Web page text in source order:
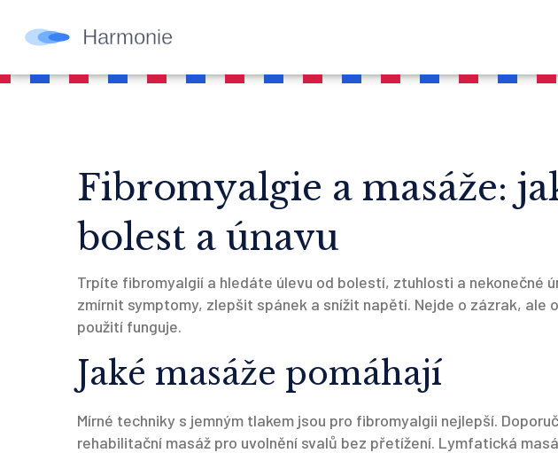
Fibromyalgie a masáže:
bolest a únavu
Trpíte fibromyalgií a hledáte úlevu od bolestí, ztuhlosti a nekonečné
zmírnit symptomy, zlepšit spánek a snížit napětí. Nejde o zázrak, ale
použití funguje.
Jaké masáže pomáhají
Mírné techniky s jemným tlakem jsou pro fibromyalgii nejlepší.
rehabilitační masáž pro uvolnění svalů bez přetížení. Lymfatická